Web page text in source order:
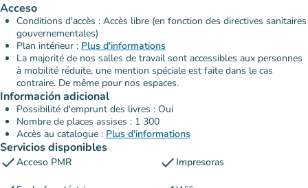
Acceso
Conditions d'accès : Accès libre (en fonction des directives sanitaires
gouvernementales)
Plan intérieur : Plus d'informations
La majorité de nos salles de travail sont accessibles aux personnes
à mobilité réduite, une mention spéciale est faite dans le cas
contraire. De même pour nos espaces.
Información adicional
Possibilité d'emprunt des livres : Oui
Nombre de places assises : 1 300
Accès au catalogue : Plus d'informations
Servicios disponibles
checkAcceso PMR check Impresoras